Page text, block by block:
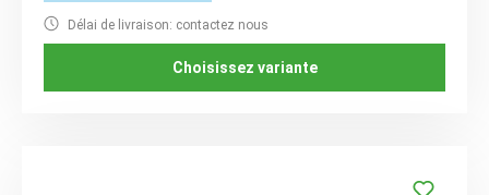
Délai de livraison: contactez nous
Choisissez variante